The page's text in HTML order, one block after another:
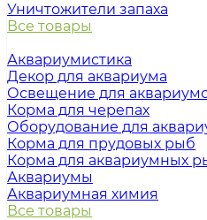
Уничтожители запаха
Все товары
Аквариумистика
Декор для аквариума
Освещение для
Корма для черепах
Оборудование для
Корма для прудовых рыб
Корма для аквариумных
Аквариумы
Аквариумная химия
Все товары